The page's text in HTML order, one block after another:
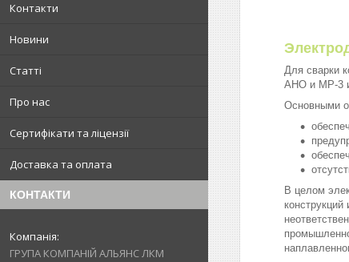
Контакти
Новини
Статті
Про нас
Сертифікати та ліцензії
Доставка та оплата
КОНТАКТИ
ГРУПА КОМПАНІЙ АЛЬЯНС ЛКМ
Для сварки
АНО и МР-3 и
Основными
В целом